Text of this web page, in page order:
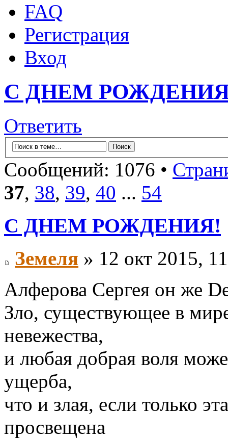
FAQ
Регистрация
Вход
С ДНЕМ
Ответить
Сообщений: 1076 •
37, 38, 39, 40 ... 54
С ДНЕМ РОЖДЕНИЯ!
Земеля » 12 окт 2015,
Алферова Сергея он же
Зло, существующее в
невежества,
и любая добрая воля
ущерба,
что и злая, если только
просвещена